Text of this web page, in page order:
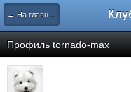
← На главную
Профиль tornado-max